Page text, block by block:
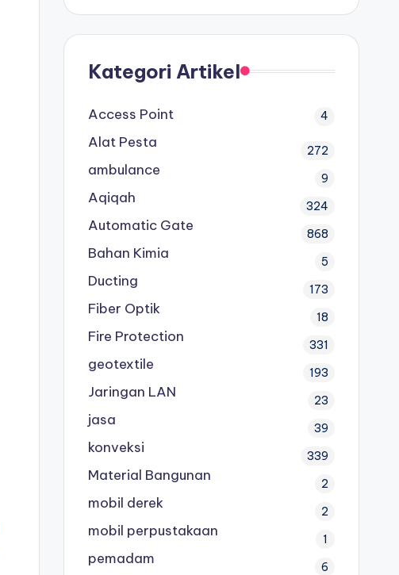
Kategori Artikel
Access Point 4
Alat Pesta 272
ambulance 9
Aqiqah 324
Automatic Gate 868
Bahan Kimia 5
Ducting 173
Fiber Optik 18
Fire Protection 331
geotextile 193
Jaringan LAN 23
jasa 39
konveksi 339
Material Bangunan 2
mobil derek 2
mobil perpustakaan 1
pemadam 6